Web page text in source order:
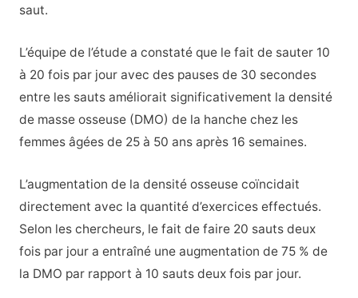
saut.
L’équipe de l’étude a constaté que le fait de sauter 10
à 20 fois par jour avec des pauses de 30 secondes
entre les sauts améliorait significativement la densité
de masse osseuse (DMO) de la hanche chez les
femmes âgées de 25 à 50 ans après 16 semaines.
L’augmentation de la densité osseuse coïncidait
directement avec la quantité d’exercices effectués.
Selon les chercheurs, le fait de faire 20 sauts deux
fois par jour a entraîné une augmentation de 75 % de
la DMO par rapport à 10 sauts deux fois par jour.